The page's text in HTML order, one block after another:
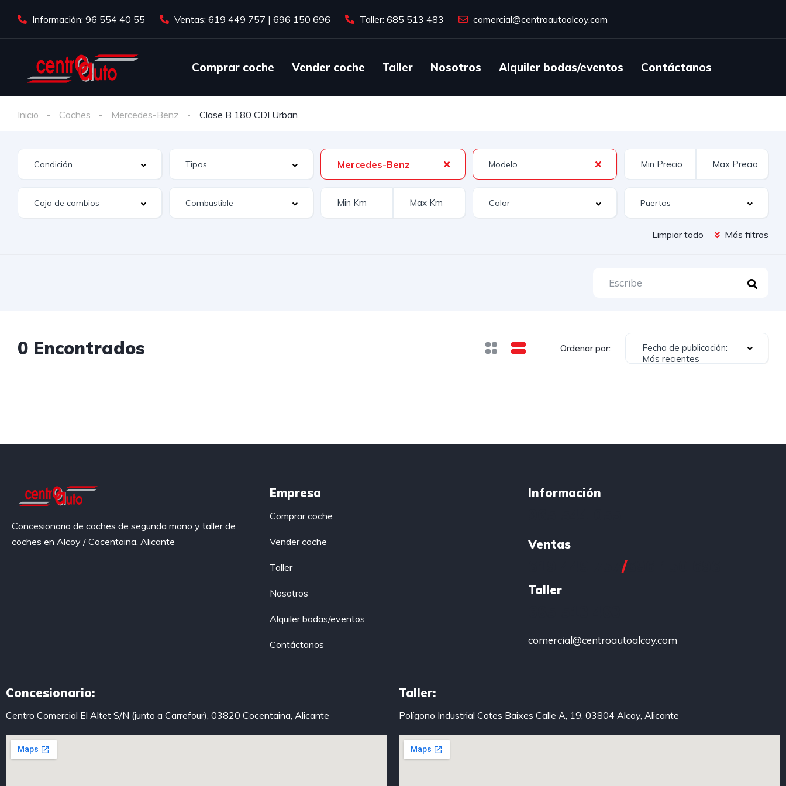
Información: 96 554 40 55 Ventas: 619 449 757 | 696 150 696 Taller: 685 513 483 comercial@centroautoalcoy.com
Comprar coche Vender coche Taller Nosotros Alquiler bodas/eventos Contáctanos
Inicio Coches Mercedes-Benz Clase B 180 CDI Urban
Mercedes-Benz
Limpiar todo Más filtros
0 Encontrados Ordenar por:
Fecha de publicación:
Más recientes
Concesionario de coches de segunda mano y taller de
coches en Alcoy / Cocentaina, Alicante
Empresa
Comprar coche
Vender coche
Taller
Nosotros
Alquiler bodas/eventos
Contáctanos
Información
Ventas
/696 150 696
Taller
comercial@centroautoalcoy.com
Concesionario:
Centro Comercial El Altet S/N (junto a Carrefour), 03820 Cocentaina, Alicante
Taller:
Polígono Industrial Cotes Baixes Calle A, 19, 03804 Alcoy, Alicante